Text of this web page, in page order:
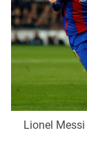
thuận bằng
Lionel